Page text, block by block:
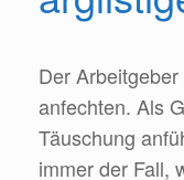
Der
anfechten. Als
Täuschung
immer der Fall,